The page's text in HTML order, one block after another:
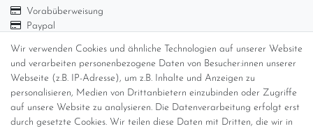
Wir verwenden Cookies und ähnliche Technologien auf unserer Website
und verarbeiten personenbezogene Daten von Besucher:innen unserer
Webseite (z.B. IP-Adresse), um z.B. Inhalte und Anzeigen zu
personalisieren, Medien von Drittanbietern einzubinden oder Zugriffe
auf unsere Website zu analysieren. Die Datenverarbeitung erfolgt erst
durch gesetzte Cookies. Wir teilen diese Daten mit Dritten, die wir in
Vorabüberweisung
Paypal
Versandinformationen
Versand per GLS (6,90 Euro) oder DHL (8,49 Euro ) inkl. MwSt.
(innerhalb Deutschlands)